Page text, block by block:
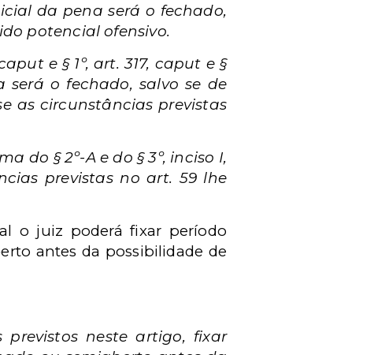
da pena será o fechado,
potencial ofensivo.
e § 1º, art. 317, caput e §
o fechado, salvo se de
as circunstâncias previstas
do § 2º-A e do § 3º, inciso I,
previstas no art. 59 lhe
o juiz poderá fixar período
antes da possibilidade de
neste artigo, fixar